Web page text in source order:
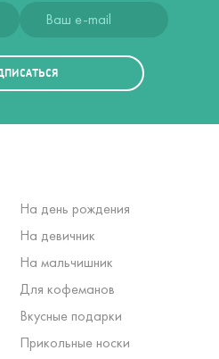
На день рождения
На девичник
На мальчишник
Для кофеманов
Вкусные подарки
Прикольные носки